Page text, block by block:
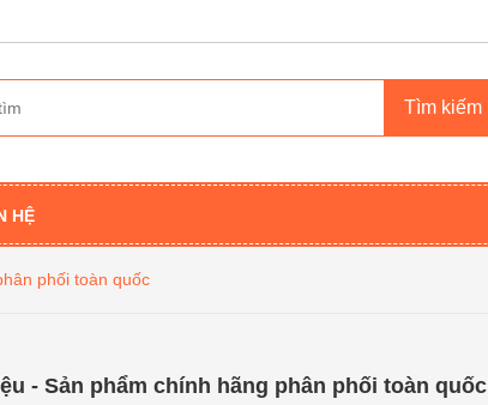
HỆ
phối toàn quốc
- Sản phẩm chính hãng phân phối toàn quốc